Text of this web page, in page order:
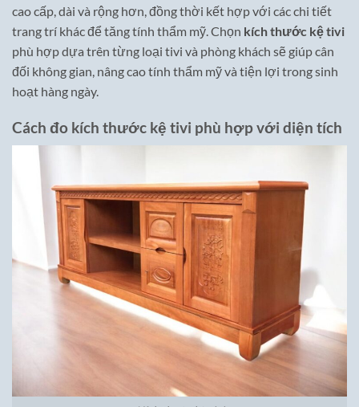
cao cấp, dài và rộng hơn, đồng thời kết hợp với các chi tiết
trang trí khác để tăng tính thẩm mỹ. Chọn kích thước kệ tivi
phù hợp dựa trên từng loại tivi và phòng khách sẽ giúp cân
đối không gian, nâng cao tính thẩm mỹ và tiện lợi trong sinh
hoạt hàng ngày.
Cách đo kích thước kệ tivi phù hợp với diện tích